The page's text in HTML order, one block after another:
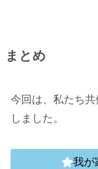
まとめ
今回は、私たち
しました。
我が